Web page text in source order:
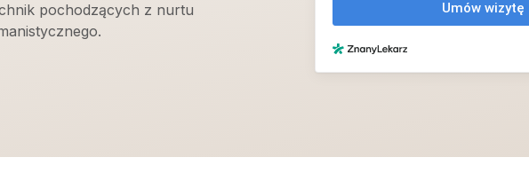
pochodzących z nurtu